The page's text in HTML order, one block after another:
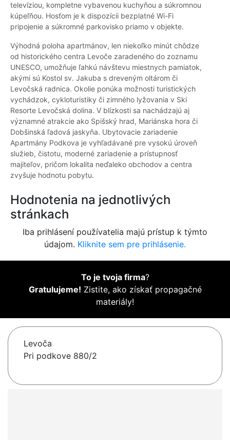
televíziou, kompletne vybavenou kuchyňou a súkromnou
kúpeľňou. Hosťom je k dispozícii bezplatné Wi-Fi
pripojenie a súkromné parkovisko priamo v objekte.
Výhodná poloha apartmánov, len niekoľko minút chôdze
od historického centra Levoče zaradeného do zoznamu
UNESCO, umožňuje ľahkú návštevu miestnych pamiatok,
akými sú Kostol sv. Jakuba s dreveným oltárom či
Levočská radnica. Okolie ponúka možnosti turistických
vychádzok, cykloturistiky či zimného lyžovania v Ski
Resorte Levočská dolina. V blízkosti sa nachádzajú aj
významné atrakcie ako Spišský hrad, Mariánska hora či
Dobšinská ľadová jaskyňa. Ubytovacie zariadenie
Apartmány Podkova je vyhľadávané pre vysokú úroveň
služieb, čistotu, moderné zariadenie a prístupnosť
majiteľov, pričom lokalita neďaleko obchodov a centra
zvyšuje hodnotu pobytu.
Hodnotenia na jednotlivých
stránkach
Iba prihlásení používatelia majú prístup k týmto
údajom. Kliknite sem pre prihlásenie.
To je tvoja firma?
Gratulujeme! Zistite, ako získať propagačné
materiály!
Levoča
Pri podkove 880/2